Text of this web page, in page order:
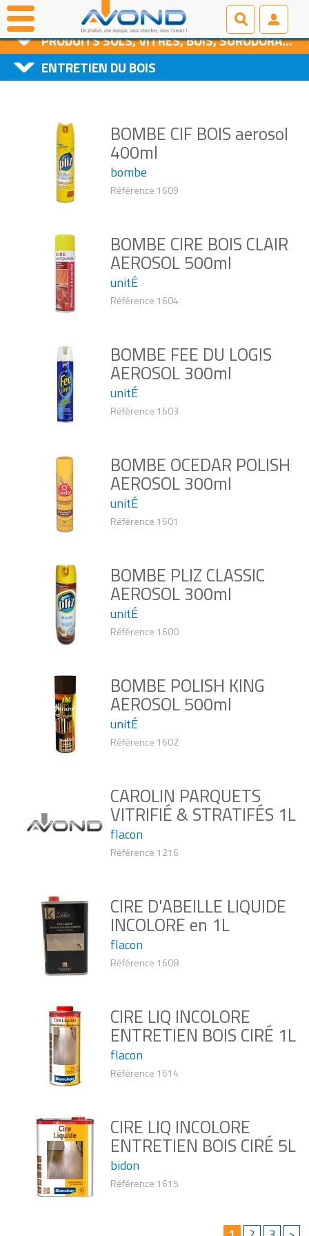
PRODUITS D'ENTRETIEN
PRODUITS SOLS, VITRES, BOIS, SURODORANTS
ENTRETIEN DU BOIS
BOMBE CIF BOIS aerosol
400ml
bombe
Référence 1609
BOMBE CIRE BOIS CLAIR
AEROSOL 500ml
unitÉ
Référence 1604
BOMBE FEE DU LOGIS
AEROSOL 300ml
unitÉ
Référence 1603
BOMBE OCEDAR POLISH
AEROSOL 300ml
unitÉ
Référence 1601
BOMBE PLIZ CLASSIC
AEROSOL 300ml
unitÉ
Référence 1600
BOMBE POLISH KING
AEROSOL 500ml
unitÉ
Référence 1602
CAROLIN PARQUETS
VITRIFIÉ & STRATIFÉS 1L
flacon
Référence 1216
CIRE D'ABEILLE LIQUIDE
INCOLORE en 1L
flacon
Référence 1608
CIRE LIQ INCOLORE
ENTRETIEN BOIS CIRÉ 1L
flacon
Référence 1614
CIRE LIQ INCOLORE
ENTRETIEN BOIS CIRÉ 5L
bidon
Référence 1615